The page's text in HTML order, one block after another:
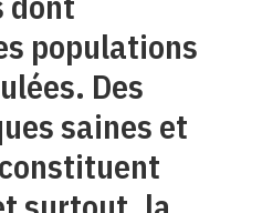
populations
Des
saines et